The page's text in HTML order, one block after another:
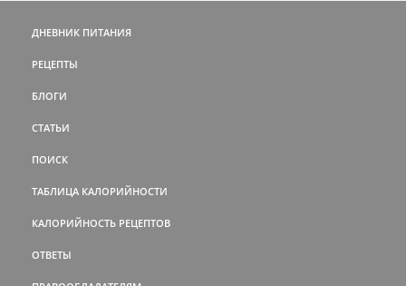
ДНЕВНИК ПИТАНИЯ
РЕЦЕПТЫ
БЛОГИ
СТАТЬИ
ПОИСК
ТАБЛИЦА КАЛОРИЙНОСТИ
КАЛОРИЙНОСТЬ РЕЦЕПТОВ
ОТВЕТЫ